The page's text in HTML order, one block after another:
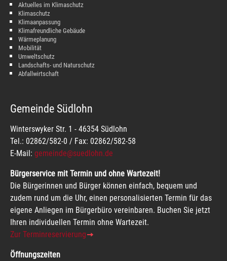
Aktuelles im Klimaschutz
Klimaschutz
Klimaanpassung
Klimafreundliche Gebäude
Wärmeplanung
Mobilität
Umweltschutz
Landschafts- und Naturschutz
Abfallwirtschaft
Gemeinde Südlohn
Winterswyker Str. 1 - 46354 Südlohn
Tel.: 02862/582-0 / Fax: 02862/582-58
E-Mail: gemeinde@suedlohn.de
Bürgerservice mit Termin und ohne Wartezeit!
Die Bürgerinnen und Bürger können einfach, bequem und
zudem rund um die Uhr, einen personalisierten Termin für das
eigene Anliegen im Bürgerbüro vereinbaren. Buchen Sie jetzt
Ihren individuellen Termin ohne Wartezeit.
Zur Terminreservierung
Öffnungszeiten